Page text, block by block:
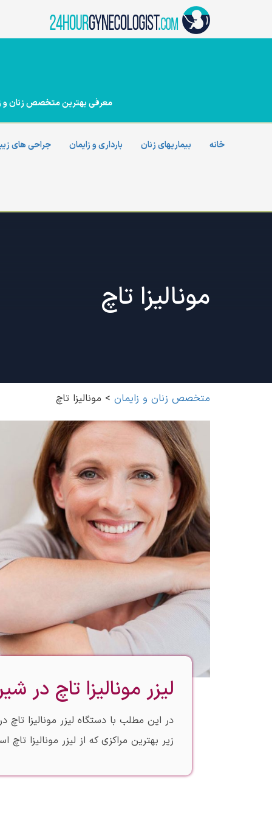
معرفی بهترین متخصص زنان و
خانه بیماریهای زنان بارداری و زایمان جراحی های
مونالیزا تاچ
متخصص زنان و زایمان > مونالیزا تاچ
لیزر مونالیزا تاچ در
در این مطلب با دستگاه لیزر مونالیزا
زیر بهترین مراکزی که از لیزر مونالیزا